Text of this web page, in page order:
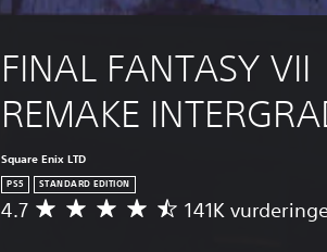
FINAL FANTASY VII
REMAKE
Square Enix LTD
PS5 STANDARD EDITION
G
4.7 141K